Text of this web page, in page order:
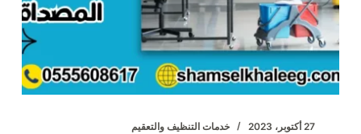
27 أكتوبر، 2023 خدمات التنظيف والتعقيم